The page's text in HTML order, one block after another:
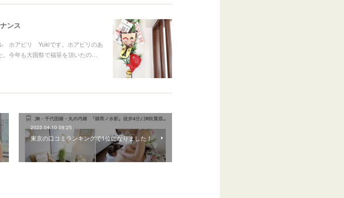
ンス
ホアピリ Yukiです。ホアピリのあ
今年も大国祭で福笹を頂いたの…
2022.04.10 09:25
東京の口コミランキングで1位になりました！